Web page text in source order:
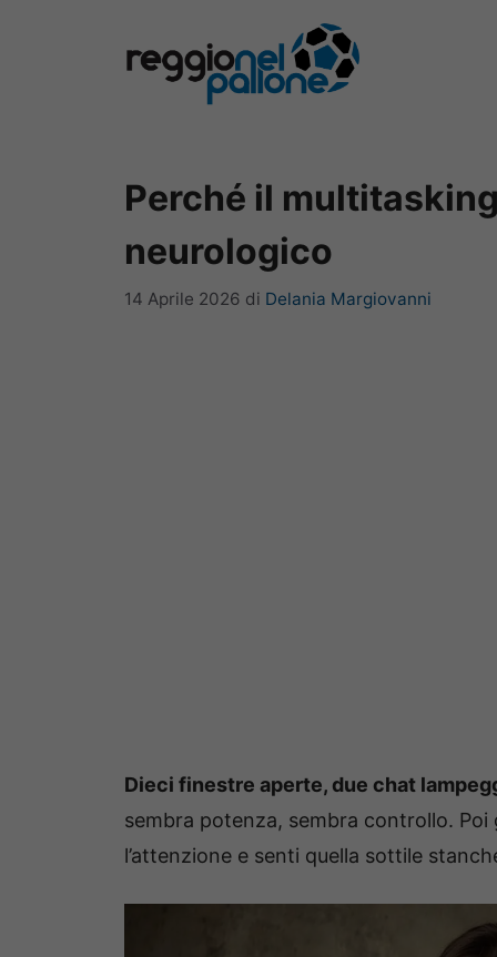
Perché il
neurologico
14 Aprile 2026 di Delania Margiovanni
Dieci finestre aperte, due chat
sembra potenza, sembra controllo. Poi
l’attenzione e senti quella sottile